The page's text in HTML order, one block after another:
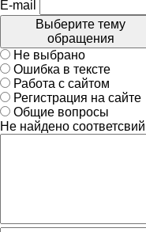
E-mail
Выберите тему
обращения
Не выбрано
Ошибка в тексте
Работа с сайтом
Регистрация на сайте
Общие вопросы
Не найдено соответсвий